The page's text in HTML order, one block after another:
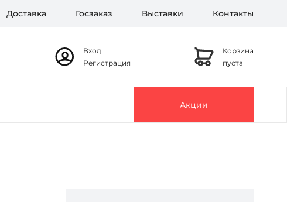
Доставка Госзаказ Выставки Контакты
Вход
Регистрация
Корзина
пуста
Акции